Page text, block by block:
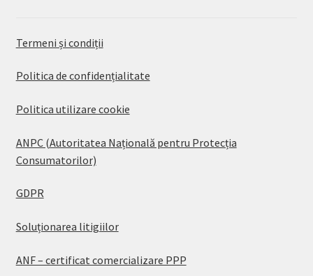
Termeni și condiții
Politica de confidențialitate
Politica utilizare cookie
ANPC (Autoritatea Națională pentru Protecția
Consumatorilor)
GDPR
Soluționarea litigiilor
ANF – certificat comercializare PPP